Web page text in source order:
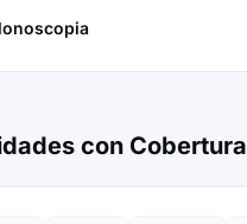
con Cobertura